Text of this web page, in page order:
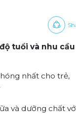
tuổi và nhu cầu
nhất cho trẻ,
và dưỡng chất